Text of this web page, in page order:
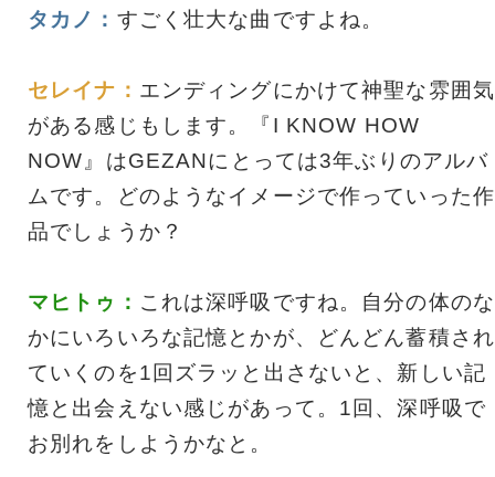
タカノ： すごく壮大な曲ですよね。
セレイナ： エンディングにかけて神聖な雰囲気
がある感じもします。『I KNOW HOW
NOW』はGEZANにとっては3年ぶりのアルバ
ムです。どのようなイメージで作っていった作
品でしょうか？
マヒトゥ： これは深呼吸ですね。自分の体のな
かにいろいろな記憶とかが、どんどん蓄積され
ていくのを1回ズラッと出さないと、新しい記
憶と出会えない感じがあって。1回、深呼吸で
お別れをしようかなと。